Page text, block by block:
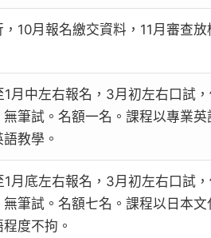
10月報名繳交資料，11月審查放
1月中左右報名，3月初左右口試
筆試。名額一名。課程以專業英
教學。
1月底左右報名，3月初左右口試
筆試。名額七名。課程以日本文
度不拘。